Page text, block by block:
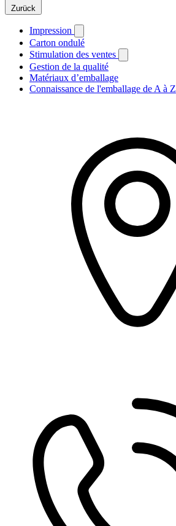
Zurück
Impression
Carton ondulé
Stimulation des ventes
Gestion de la qualité
Matériaux d’emballage
Connaissance de l'emballage de A à Z